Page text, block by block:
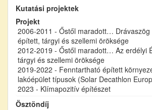
Kutatási projektek
Projekt
2006-2011 - Őstől maradott… Drávaszög
épített, tárgyi és szellemi öröksége
2012-2019 - Őstől maradott… Az erdélyi
tárgyi és szellemi öröksége
2019-2022 - Fenntartható épített
lakóépület típusok (Solar Decathlon
2023 - Klímapozitív építészet
Ösztöndíj